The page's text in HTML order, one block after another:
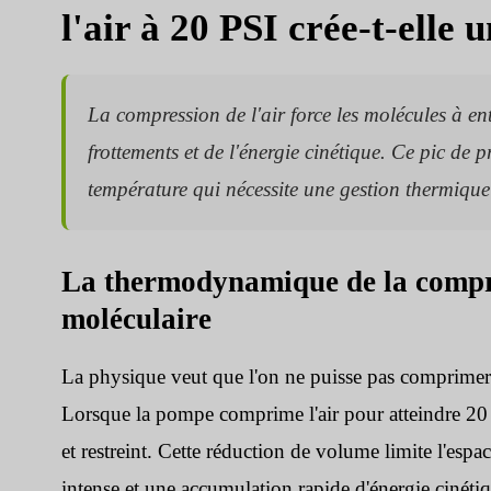
l'air à 20 PSI crée-t-elle
La compression de l'air force les molécules à
frottements et de l'énergie cinétique. Ce pic de
température qui nécessite une gestion
La thermodynamique de la
moléculaire
La physique veut que l'on ne puisse pas
Lorsque la pompe comprime l'air pour atteindre
et restreint. Cette réduction de volume limite